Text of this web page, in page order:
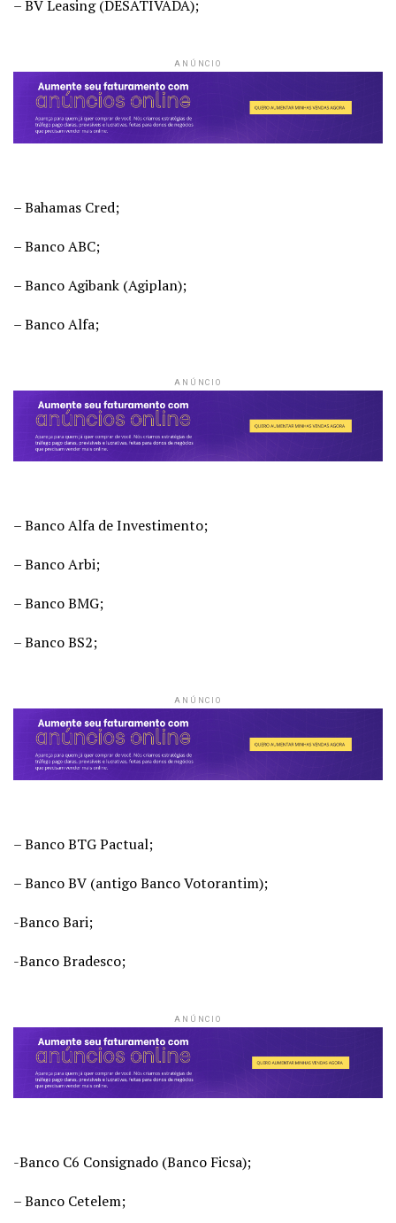
– BV Leasing (DESATIVADA);
ANÚNCIO
– Bahamas Cred;
– Banco ABC;
– Banco Agibank (Agiplan);
– Banco Alfa;
ANÚNCIO
– Banco Alfa de Investimento;
– Banco Arbi;
– Banco BMG;
– Banco BS2;
ANÚNCIO
– Banco BTG Pactual;
– Banco BV (antigo Banco Votorantim);
-Banco Bari;
-Banco Bradesco;
ANÚNCIO
-Banco C6 Consignado (Banco Ficsa);
– Banco Cetelem;